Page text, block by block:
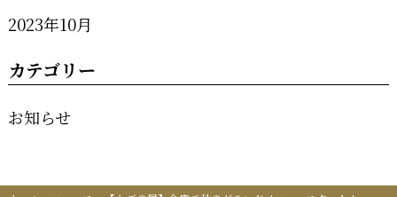
2023年10月
カテゴリー
お知らせ